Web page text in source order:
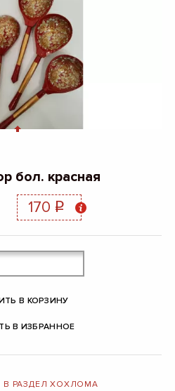
бол. красная
170 q
В КОРЗИНУ
В ИЗБРАННОЕ
В РАЗДЕЛ ХОХЛОМА